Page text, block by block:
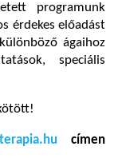
programunk
érdekes előadást
ágaihoz
speciális
címen